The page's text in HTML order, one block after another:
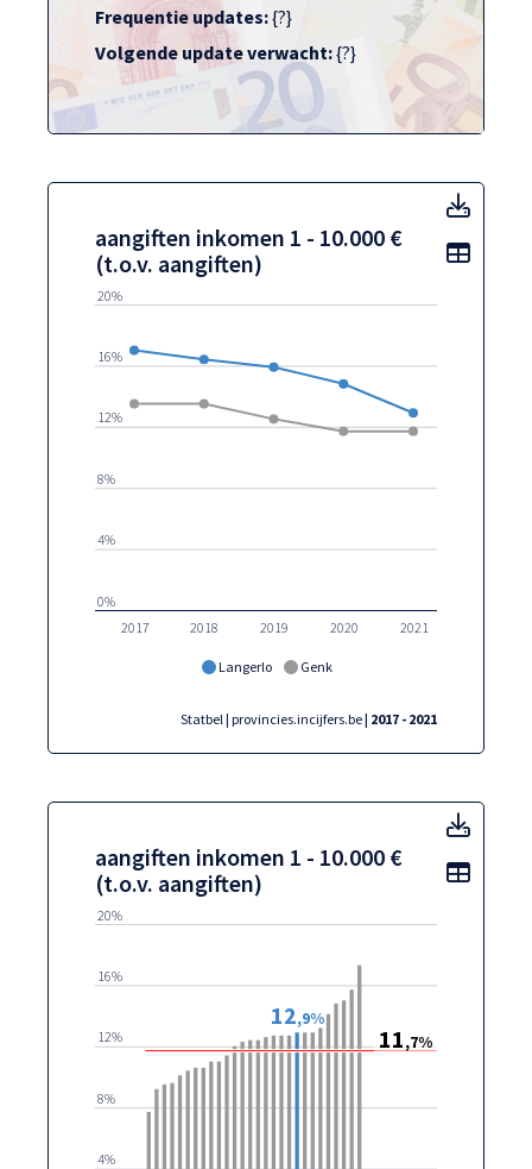
Frequentie updates:{?}
Volgende update verwacht:{?}
aangiften inkomen 1 - 10.000 €
(t.o.v. aangiften)
Langerlo Genk
2017 2018 2019 2020 2021
0%
4%
8%
12%
16%
20%
Statbel | provincies.incijfers.be| 2017 - 2021
Toon
aangiften inkomen 1 - 10.000 €
(t.o.v. aangiften)
4%
8%
12%
16%
20%
12,9%
11,7%
Toon